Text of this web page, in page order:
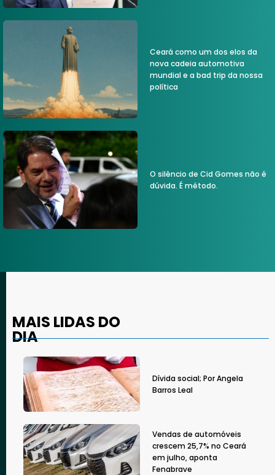
Ceará como um dos elos da
nova cadeia automotiva
mundial e a bad trip da nossa
política
O silêncio de Cid Gomes não é
dúvida. É método.
MAIS LIDAS DO
DIA
Dívida social; Por Angela
Barros Leal
Vendas de automóveis
crescem 25,7% no Ceará
em julho, aponta
Fenabrave